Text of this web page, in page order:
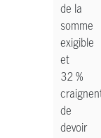
de la
somme
exigible
et
32 %
de
devoir